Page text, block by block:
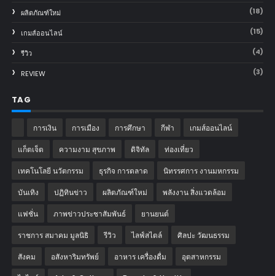
ผลิตภัณฑ์ใหม่ (18)
เกมส์ออนไลน์ (15)
รีวิว (4)
REVIEW (3)
TAG
การเงิน การเมือง การศึกษา กีฬา เกมส์ออนไลน์
แก็ตเจ็ต ความงาม สุขภาพ ดิจิทัล ท่องเที่ยว
เทคโนโลยี นวัตกรรม ธุรกิจ การตลาด นิทรรศการ งานมหกรรม
บันเทิง ปฏิทินข่าว ผลิตภัณฑ์ใหม่ พลังงาน สิ่งแวดล้อม
แฟชั่น ภาพข่าวประชาสัมพันธ์ ‎ยานยนต์‎
ราชการ สมาคม มูลนิธิ รีวิว ไลฟ์สไตล์ ศิลปะ วัฒนธรรม
สังคม อสังหาริมทรัพย์ อาหาร เครื่องดื่ม อุตสาหกรรม